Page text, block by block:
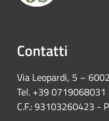
Contatti
Via Leopardi, 5 –
Tel. +39
C.F.: 93103260423 -